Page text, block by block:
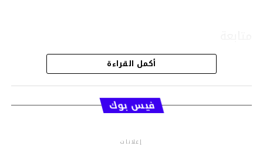
قسم الاخبار
أكمل القراءة
فيس بوك
إعلانات